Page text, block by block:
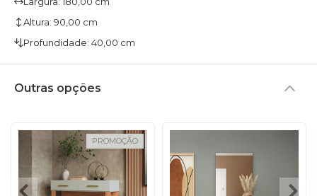
Altura: 90,00 cm
Profundidade: 40,00 cm
Outras opções
PROMOÇÃO